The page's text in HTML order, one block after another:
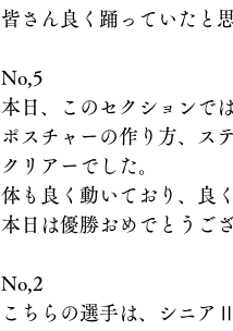
皆さん良く踊っていたと
No,5
本日、このセクションで
ポスチャーの作り方、ス
クリアーでした。
体も良く動いており、良
本日は優勝おめでとうご
No,2
こちらの選手は、シニア